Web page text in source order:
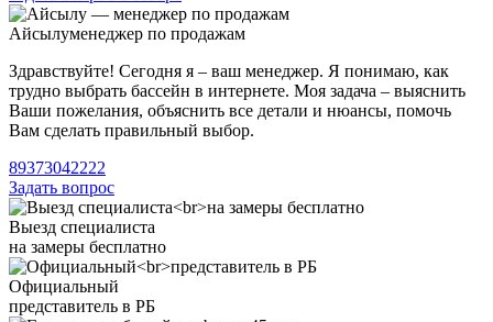
Айсылуменеджер по продажам
Здравствуйте! Сегодня я – ваш менеджер. Я понимаю, как
трудно выбрать бассейн в интернете. Моя задача – выяснить
Ваши пожелания, объяснить все детали и нюансы, помочь
Вам сделать правильный выбор.
89373042222
Задать вопрос
Выезд специалиста
на замеры бесплатно
Официальный
представитель в РБ